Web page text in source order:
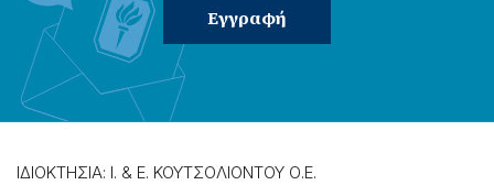
ΙΔΙΟΚΤΗΣΙΑ: Ι. & Ε. ΚΟΥΤΣΟΛΙΟΝΤΟΥ Ο.Ε.